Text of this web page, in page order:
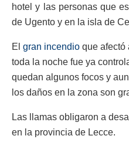
hotel y las personas que
de Ugento y en la isla de
El gran incendio que afectó
toda la noche fue ya
quedan algunos focos y
los daños en la zona son
Las llamas obligaron a
en la provincia de Lecce.